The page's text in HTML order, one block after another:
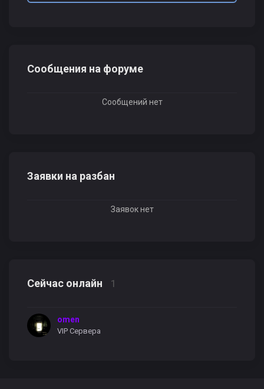
Сообщения на форуме
Сообщений нет
Заявки на разбан
Заявок нет
Сейчас онлайн 1
omen
VIP Сервера